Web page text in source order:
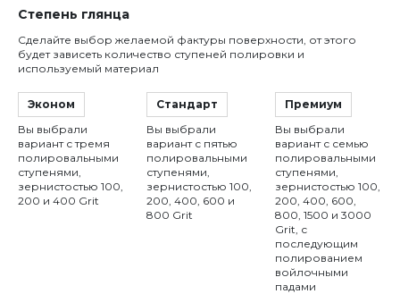
Степень глянца
Сделайте выбор желаемой фактуры поверхности, от этого
будет зависеть количество ступеней полировки и
используемый материал
Эконом
Вы выбрали
вариант с тремя
полировальными
ступенями,
зернистостью 100,
200 и 400 Grit
Стандарт
Вы выбрали
вариант с пятью
полировальными
ступенями,
зернистостью 100,
200, 400, 600 и
800 Grit
Премиум
Вы выбрали
вариант с семью
полировальными
ступенями,
зернистостью 100,
200, 400, 600,
800, 1500 и 3000
Grit, с
последующим
полированием
войлочными
падами